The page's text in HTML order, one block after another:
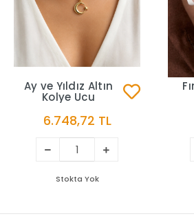
Ay ve Yıldız Altın
Kolye Ucu
6.748,72 TL
Stokta Yok